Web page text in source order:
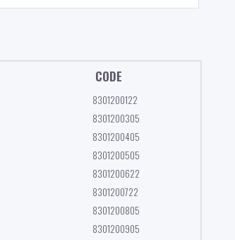
CODE
8301200122
8301200305
8301200405
8301200505
8301200622
8301200722
8301200805
8301200905